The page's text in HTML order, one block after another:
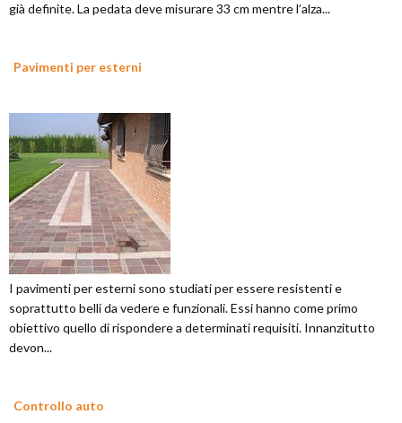
già definite. La pedata deve misurare 33 cm mentre l’alza...
Pavimenti per esterni
I pavimenti per esterni sono studiati per essere resistenti e
soprattutto belli da vedere e funzionali. Essi hanno come primo
obiettivo quello di rispondere a determinati requisiti. Innanzitutto
devon...
Controllo auto